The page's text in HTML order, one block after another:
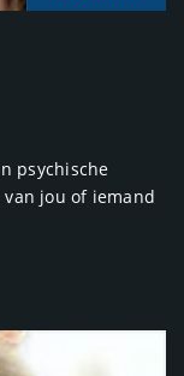
psychische
jou of iemand